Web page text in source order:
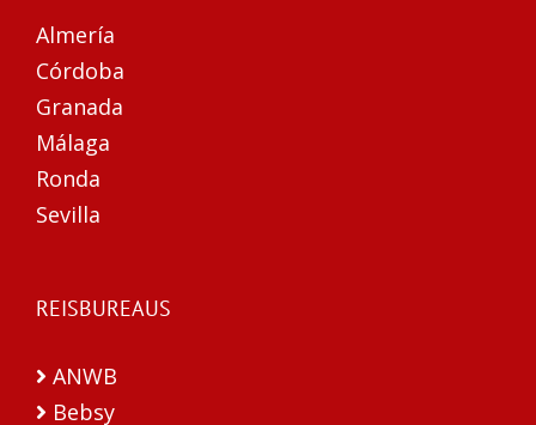
Almería
Córdoba
Granada
Málaga
Ronda
Sevilla
REISBUREAUS
ANWB
Bebsy